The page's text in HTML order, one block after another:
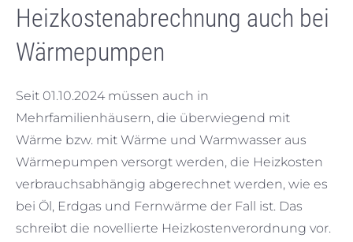
Heizkostenabrechnung auch bei
Wärmepumpen
Seit 01.10.2024 müssen auch in
Mehrfamilienhäusern, die überwiegend mit
Wärme bzw. mit Wärme und Warmwasser aus
Wärmepumpen versorgt werden, die Heizkosten
verbrauchsabhängig abgerechnet werden, wie es
bei Öl, Erdgas und Fernwärme der Fall ist. Das
schreibt die novellierte Heizkostenverordnung vor.